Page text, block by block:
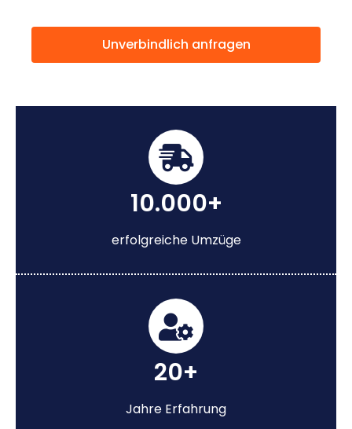
Unverbindlich anfragen
10.000+
erfolgreiche Umzüge
20+
Jahre Erfahrung